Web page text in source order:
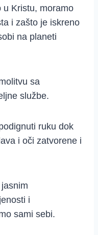
u Kristu, moramo
i zašto je iskreno
na planeti
sa
službe.
ruku dok
i oči zatvorene i
i
sami sebi.